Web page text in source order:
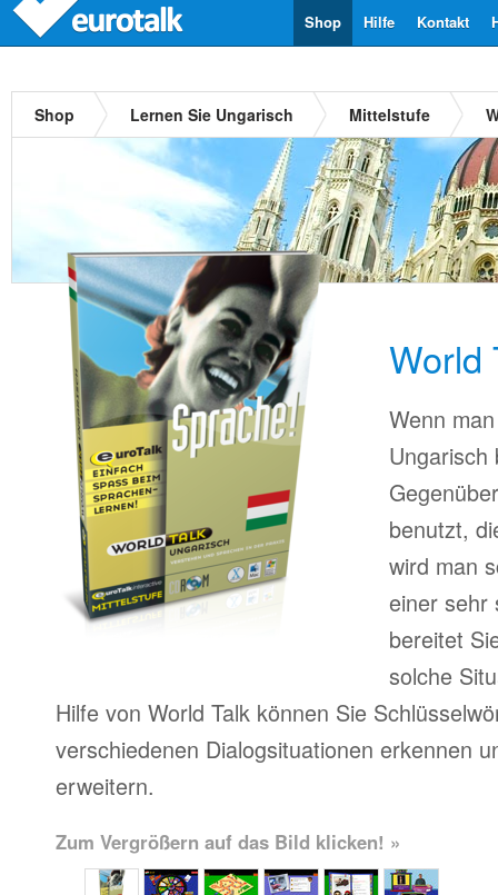
Kontakt
Hilfe
Shop
Shop Lernen Sie Ungarisch Mittelstufe
World
Wenn
Ungarisch
benutzt,
wird man
einer sehr
bereitet
solche
Hilfe von World Talk können Sie
verschiedenen Dialogsituationen erkennen
erweitern.
Zum Vergrößern auf das Bild klicken! »